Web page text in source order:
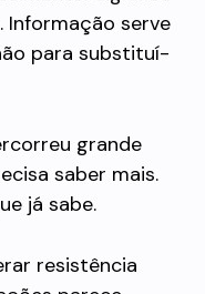
serve
para substituí-
grande
saber mais.
já sabe.
resistência